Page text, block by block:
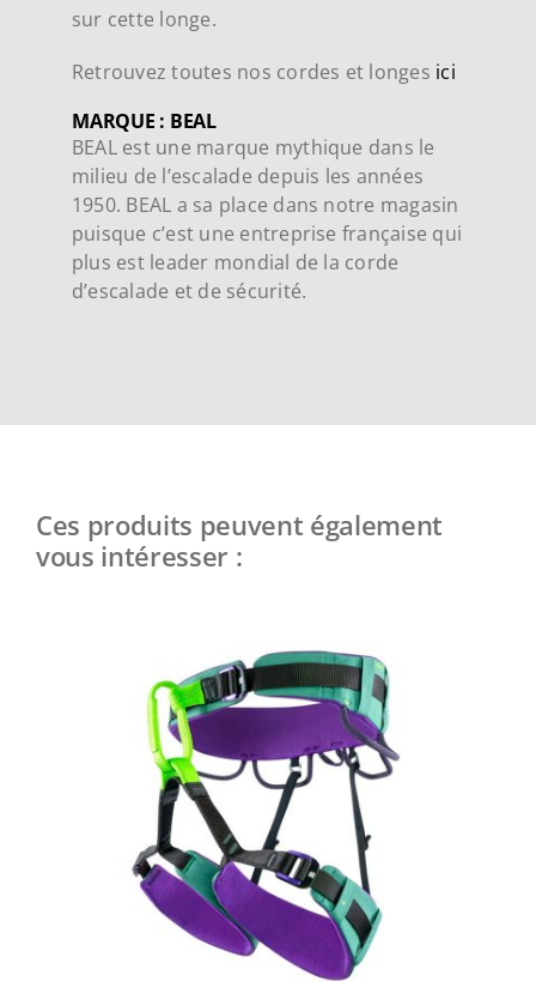
sur cette longe.
Retrouvez toutes nos cordes et longes ici
MARQUE : BEAL
BEAL est une marque mythique dans le
milieu de l’escalade depuis les années
1950. BEAL a sa place dans notre magasin
puisque c’est une entreprise française qui
plus est leader mondial de la corde
d’escalade et de sécurité.
Ces produits peuvent également
vous intéresser :